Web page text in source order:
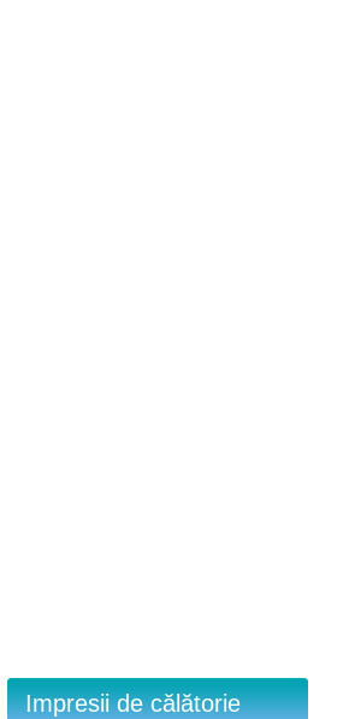
Impresii de călătorie